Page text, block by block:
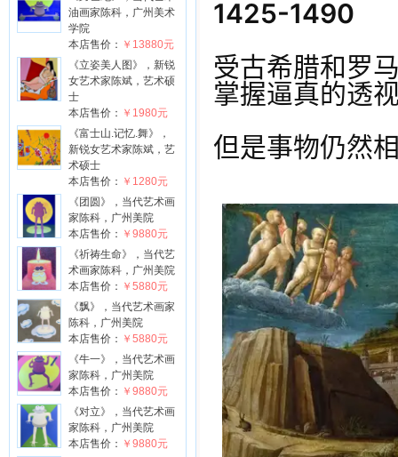
油画家陈科，广州美术
学院
本店售价： ￥13880元
《立姿美人图》，新锐
女艺术家陈斌，艺术硕
士
本店售价： ￥1980元
《富士山.记忆.舞》，
新锐女艺术家陈斌，艺
术硕士
本店售价： ￥1280元
《团圆》，当代艺术画
家陈科，广州美院
本店售价： ￥9880元
《祈祷生命》，当代艺
术画家陈科，广州美院
本店售价： ￥5880元
《飘》，当代艺术画家
陈科，广州美院
本店售价： ￥5880元
《牛一》，当代艺术画
家陈科，广州美院
本店售价： ￥9880元
《对立》，当代艺术画
家陈科，广州美院
本店售价： ￥9880元
1425-1490
受古希腊和罗
掌握逼真的透
但是事物仍然